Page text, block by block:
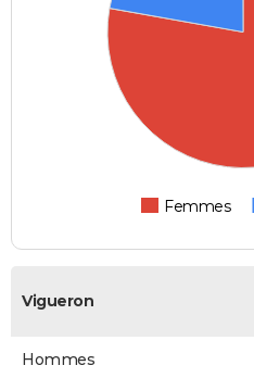
Femmes
Vigueron
Hommes